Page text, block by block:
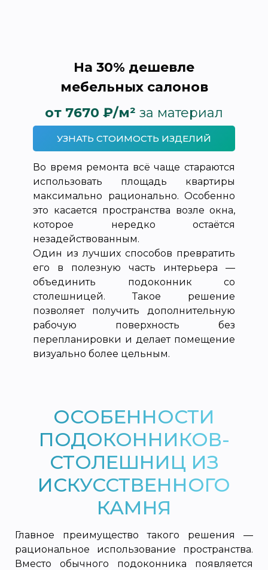
На 30% дешевле
мебельных салонов
от 7670 ₽/м² за материал
УЗНАТЬ СТОИМОСТЬ ИЗДЕЛИЙ
Во время ремонта всё чаще стараются
использовать площадь квартиры
максимально рационально. Особенно
это касается пространства возле окна,
которое нередко остаётся
незадействованным.
Один из лучших способов превратить
его в полезную часть интерьера —
объединить подоконник со
столешницей. Такое решение
позволяет получить дополнительную
рабочую поверхность без
перепланировки и делает помещение
визуально более цельным.
ОСОБЕННОСТИ
ПОДОКОННИКОВ-
СТОЛЕШНИЦ ИЗ
ИСКУССТВЕННОГО
КАМНЯ
Главное преимущество такого решения —
рациональное использование пространства.
Вместо обычного подоконника появляется